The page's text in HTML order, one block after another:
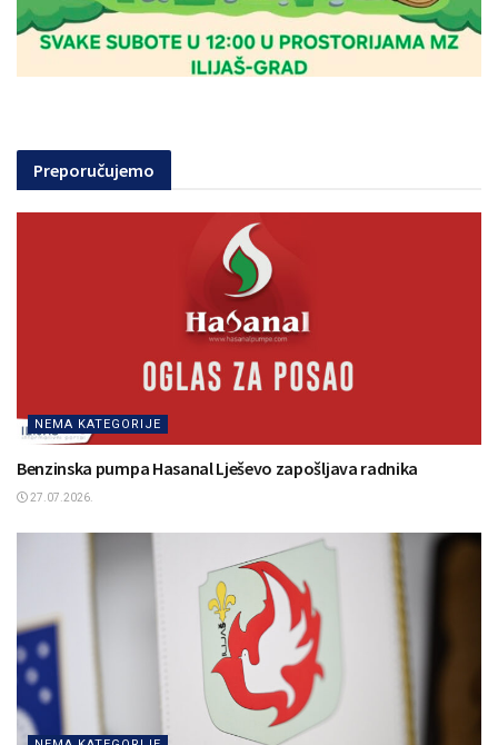
Preporučujemo
NEMA KATEGORIJE
Benzinska pumpa Hasanal Lješevo zapošljava radnika
27.07.2026.